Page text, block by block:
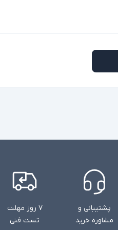
پشتیبانی و
مشاوره خرید
۷ روز مهلت
تست فنی